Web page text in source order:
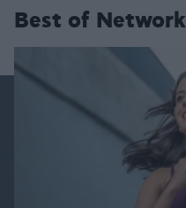
Best of Network